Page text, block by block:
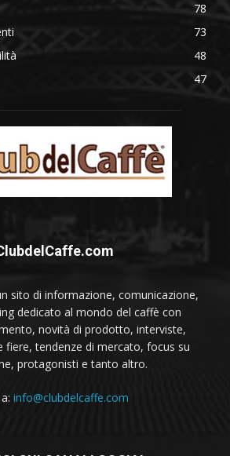
78
73
48
47
sito di informazione, comunicazione,
dedicato al mondo del caffè con
novità di prodotto, interviste,
fiere, tendenze di mercato, focus su
protagonisti e tanto altro.
info@clubdelcaffe.com